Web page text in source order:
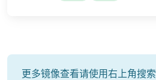
更多镜像查看请使用右上角搜索